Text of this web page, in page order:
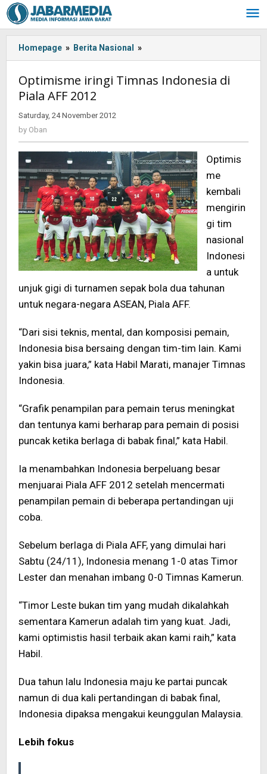
Skip
to
content
Homepage » Berita Nasional »
iringi
Indonesia
Optimisme iringi Timnas Indonesia di
Piala AFF 2012
Saturday, 24 November 2012
by Oban
Optimis
me
kembali
mengirin
gi tim
nasional
Indonesi
a untuk
unjuk gigi di turnamen sepak bola dua tahunan
untuk negara-negara ASEAN, Piala AFF.
“Dari sisi teknis, mental, dan komposisi pemain,
Indonesia bisa bersaing dengan tim-tim lain. Kami
yakin bisa juara,” kata Habil Marati, manajer Timnas
Indonesia.
“Grafik penampilan para pemain terus meningkat
dan tentunya kami berharap para pemain di posisi
puncak ketika berlaga di babak final,” kata Habil.
Ia menambahkan Indonesia berpeluang besar
menjuarai Piala AFF 2012 setelah mencermati
penampilan pemain di beberapa pertandingan uji
coba.
Sebelum berlaga di Piala AFF, yang dimulai hari
Sabtu (24/11), Indonesia menang 1-0 atas Timor
Lester dan menahan imbang 0-0 Timnas Kamerun.
“Timor Leste bukan tim yang mudah dikalahkah
sementara Kamerun adalah tim yang kuat. Jadi,
kami optimistis hasil terbaik akan kami raih,” kata
Habil.
Dua tahun lalu Indonesia maju ke partai puncak
namun di dua kali pertandingan di babak final,
Indonesia dipaksa mengakui keunggulan Malaysia.
Lebih fokus